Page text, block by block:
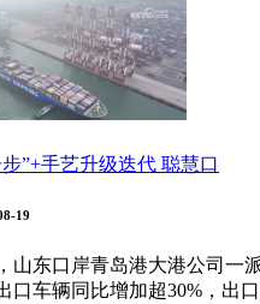
”+手艺升级迭代 聪慧口
19
山东口岸青岛港大港公司一
口车辆同比增加超30%，出